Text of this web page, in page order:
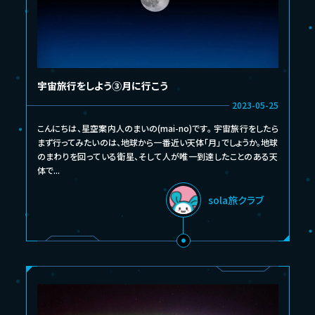
宇宙旅行をしよう③月に行こう
2023-05-25
こんにちは、星空案内人のまいの(mai-no)です。 宇宙旅行をしたら
まず行ってみたいのは、地球から一番近い天体「月」でしょうか。地球
のまわりを回っている衛星、そして人が唯一到達したことのある天
体で...
sola旅クラブ